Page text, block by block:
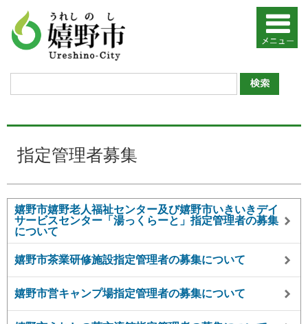
指定管理者募集
嬉野市嬉野老人福祉センター及び嬉野市いきいきデイ
サービスセンター「湯っくらーと」指定管理者の募集
について
嬉野市茶業研修施設指定管理者の募集について
嬉野市営キャンプ場指定管理者の募集について